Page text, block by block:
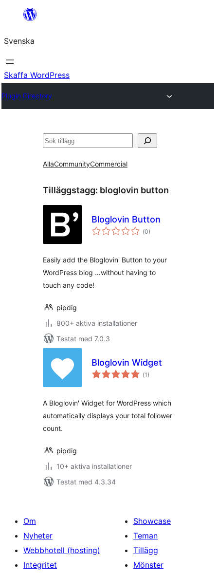
Hoppa
innehåll
Svenska
Skaffa WordPress
Plugin Directory
Sök
AllaCommunityCommercial
Tilläggstagg: bloglovin button
Bloglovin Button
(Totalt
antal
0)
Easily add the Bloglovin' Button to your
WordPress blog …without having to
touch any code!
pipdig
800+ aktiva installationer
Testat med 7.0.3
Bloglovin Widget
(Totalt
antal
1)
A Bloglovin' Widget for WordPress which
automatically displays your total follower
count.
pipdig
10+ aktiva installationer
Testat med 4.3.34
Om
Nyheter
Webbhotell (hosting)
Integritet
Showcase
Teman
Tillägg
Mönster